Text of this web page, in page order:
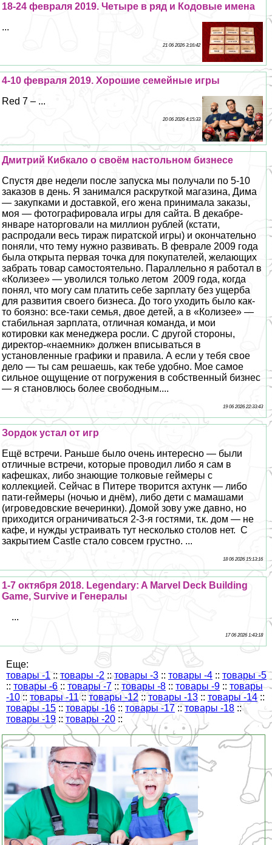
18-24 февраля 2019. Четыре в ряд и Кодовые имена
...
21 06 2026 3:16:42
4-10 февраля 2019. Хорошие семейные игры
Red 7 – ...
20 06 2026 4:15:33
Дмитрий Кибкало о своём настольном бизнесе
Спустя две недели после запуска мы получали по 5-10
заказов в день. Я занимался раскруткой магазина, Дима
— закупками и доставкой, его жена принимала заказы,
моя — фотографировала игры для сайта. В декабре-
январе наторговали на миллион рублей (кстати,
распродали весь тираж пиратской игры) и окончательно
поняли, что тему нужно развивать. В феврале 2009 года
была открыта первая точка для покупателей, желающих
забрать товар самостоятельно. Параллельно я работал в
«Колизее» — уволился только летом 2009 года, когда
понял, что могу сам платить себе зарплату без ущерба
для развития своего бизнеса. До того уходить было как-
то боязно: все-таки семья, двое детей, а в «Колизее» —
стабильная зарплата, отличная комaнда, и мои
котировки как менеджера росли. С другой стороны,
директор-«наемник» должен вписываться в
установленные графики и правила. А если у тебя свое
дело — ты сам решаешь, как тебе удобно. Мое самое
сильное ощущение от погружения в собственный бизнес
— я становлюсь более свободным....
19 06 2026 22:33:43
Зордок устал от игр
Ещё встречи. Раньше было очень интересно — были
отличные встречи, которые проводил либо я сам в
кафешках, либо знающие толковые гeймеры с
коллекцией. Сейчас в Питере творится ахтунк — либо
пати-гeймеры (ночью и днём), либо дети с мамашами
(игроведовские вечеринки). Домой зову уже давно, но
приходится ограничиваться 2-3-я гостями, т.к. дом — не
кафе, и нужды устраивать тут несколько столов нет. С
закрытием Castle стало совсем грустно. ...
18 06 2026 15:13:16
1-7 октября 2018. Legendary: A Marvel Deck Building
Game, Survive и Генералы
...
17 06 2026 1:43:18
Еще:
товары -1:: товары -2 ::товары -3 :: товары -4 :: товары -5
:: товары -6 :: товары -7 :: товары -8 :: товары -9 :: товары
-10 :: товары -11:: товары -12 :: товары -13 :: товары -14::
товары -15 :: товары -16 :: товары -17 :: товары -18 ::
товары -19 :: товары -20 ::